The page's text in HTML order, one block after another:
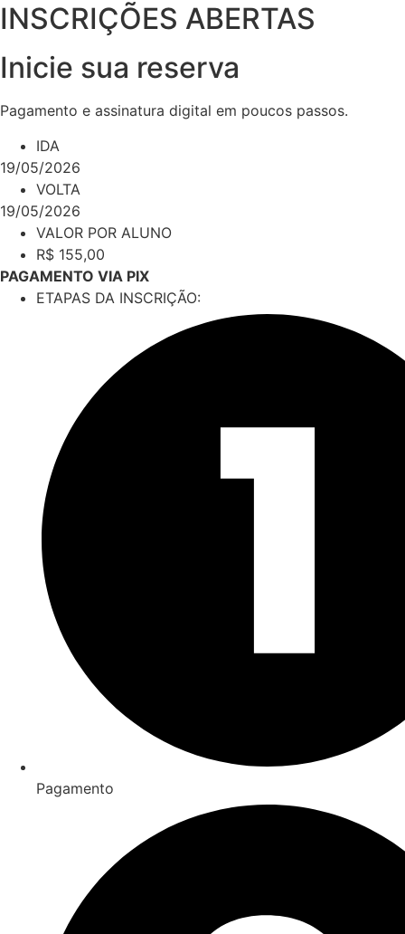
INSCRIÇÕES ABERTAS
Inicie sua reserva
Pagamento e assinatura digital em poucos passos.
IDA
19/05/2026
VOLTA
19/05/2026
VALOR POR ALUNO
R$ 155,00
PAGAMENTO VIA PIX
ETAPAS DA INSCRIÇÃO:
Pagamento